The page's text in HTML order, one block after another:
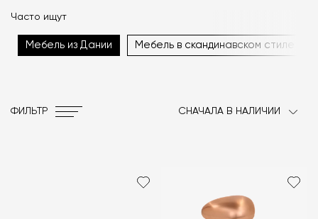
Часто ищут
Мебель в скандинавском стиле
Мебель из Дании
ФИЛЬТР СНАЧАЛА В НАЛИЧИИ